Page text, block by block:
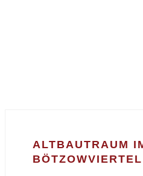
ALTBAUTRAUM
BÖTZOWVIERTEL